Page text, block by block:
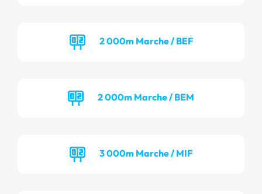
2 000m Marche / BEF
2 000m Marche / BEM
3 000m Marche / MIF